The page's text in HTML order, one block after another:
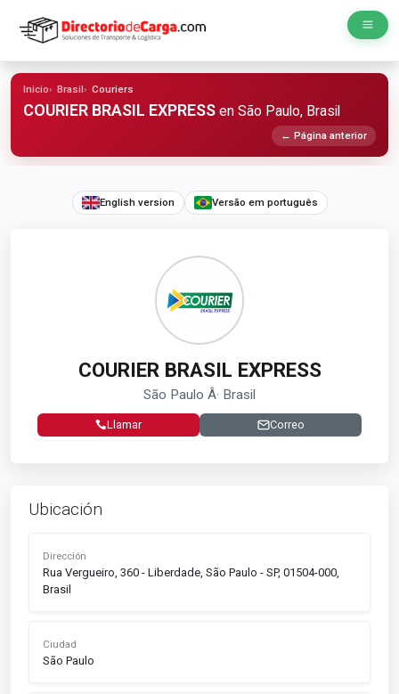
Inicio Brasil Couriers
COURIER BRASIL EXPRESS en São Paulo, Brasil
← Página anterior
English version Versão em português
COURIER BRASIL EXPRESS
São Paulo Â· Brasil
Llamar Correo
Ubicación
Dirección
Rua Vergueiro, 360 - Liberdade, São Paulo - SP, 01504-000,
Brasil
Ciudad
São Paulo